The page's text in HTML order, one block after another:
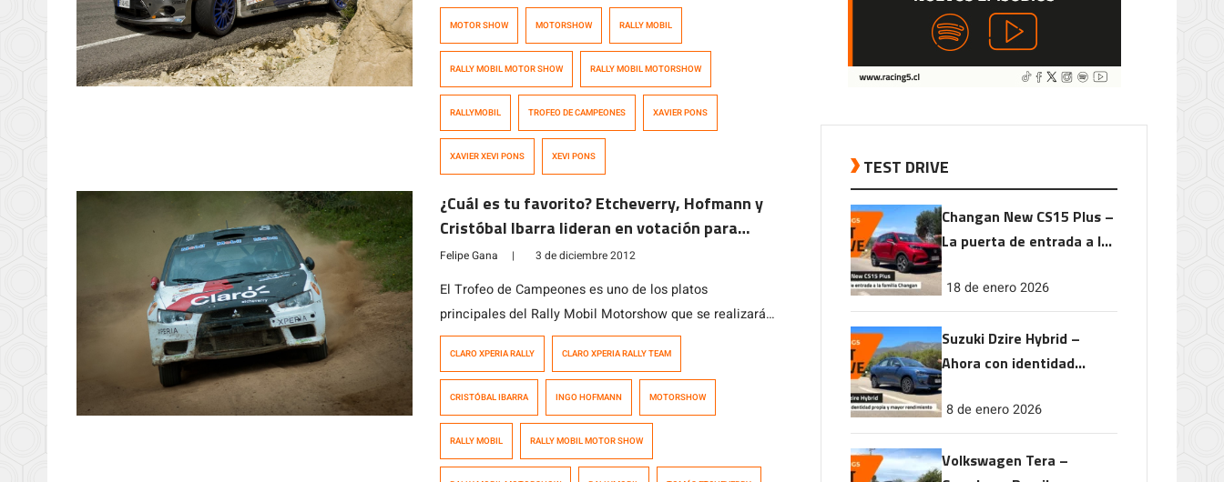
evento, Felipe Horta, en conferencia de prensa realizada
Campeones que se realizará como evento de cierre del
Motorshow 2012 con […]
MOTOR SHOW MOTORSHOW RALLY MOBIL
RALLY MOBIL MOTOR SHOW RALLY MOBIL MOTORSHOW
RALLYMOBIL TROFEO DE CAMPEONES XAVIER PONS
XAVIER XEVI PONS XEVI PONS
¿Cuál es tu favorito? Etcheverry, Hofmann y
Cristóbal Ibarra lideran en votación para
correr en un Clio R3 en el Motorshow
Felipe Gana | 3 de diciembre 2012
El Trofeo de Campeones es uno de los platos
principales del Rally Mobil Motorshow que se realizará
este sábado 8 de Diciembre frente al Palacio de La
estrellas internacionales de la talla del piloto peruano y
actual participante del WRC, Nicolás Fuchs y el cuatro
veces campeón […]
CLARO XPERIA RALLY CLARO XPERIA RALLY TEAM
CRISTÓBAL IBARRA INGO HOFMANN MOTORSHOW
RALLY MOBIL RALLY MOBIL MOTOR SHOW
TEST DRIVE
Changan New CS15 Plus –
La puerta de entrada a la
18 de enero 2026
Suzuki Dzire Hybrid –
Ahora con identidad
rendimiento
8 de enero 2026
Volkswagen Tera –